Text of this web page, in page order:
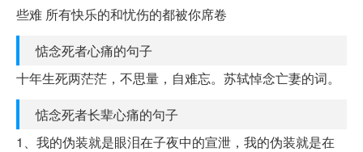
些难 所有快乐的和忧伤的都被你席卷
惦念死者心痛的句子
十年生死两茫茫，不思量，自难忘。苏轼悼念亡妻的词。
惦念死者长辈心痛的句子
1、我的伪装就是眼泪在子夜中的宣泄，我的伪装就是在